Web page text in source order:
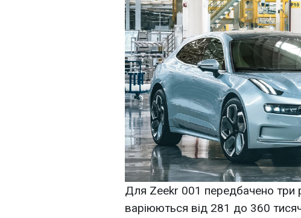
Для Zeekr 001 передбачено три
варіюються від 281 до 360